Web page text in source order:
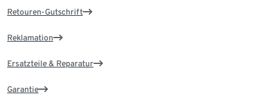
Retouren-Gutschrift
Reklamation
Ersatzteile & Reparatur
Garantie